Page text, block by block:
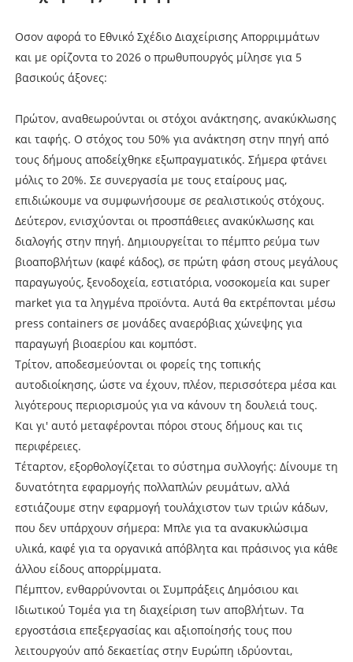
Οσον αφορά το Εθνικό Σχέδιο Διαχείρισης Απορριμμάτων
και με ορίζοντα το 2026 ο πρωθυπουργός μίλησε για 5
βασικούς άξονες:
Πρώτον, αναθεωρούνται οι στόχοι ανάκτησης, ανακύκλωσης
και ταφής. Ο στόχος του 50% για ανάκτηση στην πηγή από
τους δήμους αποδείχθηκε εξωπραγματικός. Σήμερα φτάνει
μόλις το 20%. Σε συνεργασία με τους εταίρους μας,
επιδιώκουμε να συμφωνήσουμε σε ρεαλιστικούς στόχους.
Δεύτερον, ενισχύονται οι προσπάθειες ανακύκλωσης και
διαλογής στην πηγή. Δημιουργείται το πέμπτο ρεύμα των
βιοαποβλήτων (καφέ κάδος), σε πρώτη φάση στους μεγάλους
παραγωγούς, ξενοδοχεία, εστιατόρια, νοσοκομεία και super
market για τα ληγμένα προϊόντα. Αυτά θα εκτρέπονται μέσω
press containers σε μονάδες αναερόβιας χώνεψης για
παραγωγή βιοαερίου και κομπόστ.
Τρίτον, αποδεσμεύονται οι φορείς της τοπικής
αυτοδιοίκησης, ώστε να έχουν, πλέον, περισσότερα μέσα και
λιγότερους περιορισμούς για να κάνουν τη δουλειά τους.
Και γι' αυτό μεταφέρονται πόροι στους δήμους και τις
περιφέρειες.
Τέταρτον, εξορθολογίζεται το σύστημα συλλογής: Δίνουμε τη
δυνατότητα εφαρμογής πολλαπλών ρευμάτων, αλλά
εστιάζουμε στην εφαρμογή τουλάχιστον των τριών κάδων,
που δεν υπάρχουν σήμερα: Μπλε για τα ανακυκλώσιμα
υλικά, καφέ για τα οργανικά απόβλητα και πράσινος για κάθε
άλλου είδους απορρίμματα.
Πέμπτον, ενθαρρύνονται οι Συμπράξεις Δημόσιου και
Ιδιωτικού Τομέα για τη διαχείριση των αποβλήτων. Τα
εργοστάσια επεξεργασίας και αξιοποίησής τους που
λειτουργούν από δεκαετίας στην Ευρώπη ιδρύονται,